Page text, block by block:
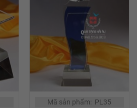
Mã sản phẩm: PL35